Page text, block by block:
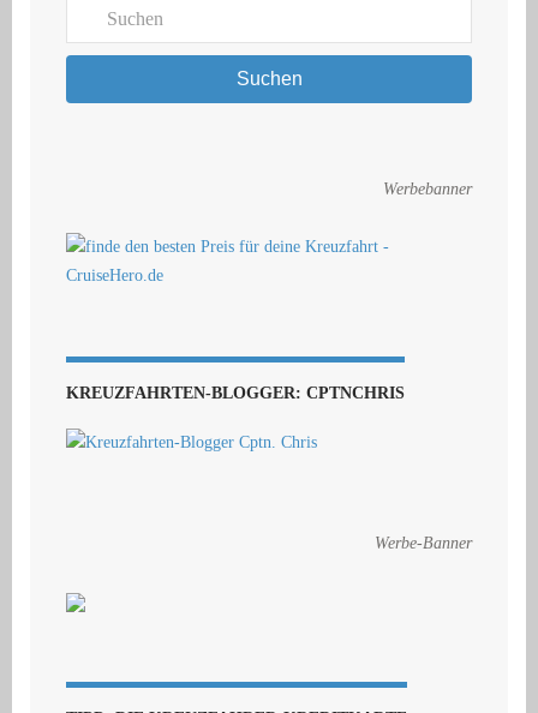
Suchen
Werbebanner
KREUZFAHRTEN-BLOGGER: CPTNCHRIS
Werbe-Banner